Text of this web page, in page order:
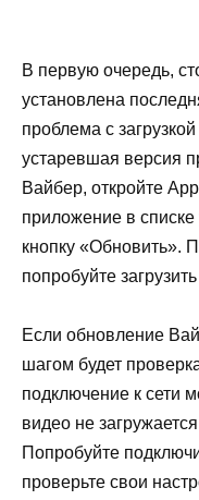
В первую очередь,
установлена
проблема с
устаревшая версия
Вайбер, откройте
приложение в
кнопку «Обновить».
попробуйте
Если обновление
шагом будет
подключение к сети
видео не
Попробуйте
проверьте свои